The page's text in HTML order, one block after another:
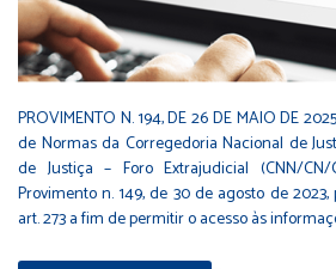
PROVIMENTO N. 194, DE 26 DE MAIO DE
de Normas da Corregedoria Nacional de
de Justiça – Foro Extrajudicial (CNN/CN/
Provimento n. 149, de 30 de agosto de
art. 273 a fim de permitir o acesso às